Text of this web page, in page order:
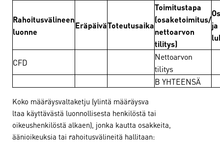
Rahoitusvälineen
luonne
EräpäiväToteutusaika
Toimitustapa
(osaketoimitus/
nettoarvon
tilitys)
CFD
Nettoarvon
tilitys
B YHTEENSÄ
Koko määräysvaltaketju (ylintä määräysva
ltaa käyttävästä luonnollisesta henkilöstä tai
oikeushenkilöstä alkaen), jonka kautta osakkeita,
äänioikeuksia tai rahoitusvälineitä hallitaan: